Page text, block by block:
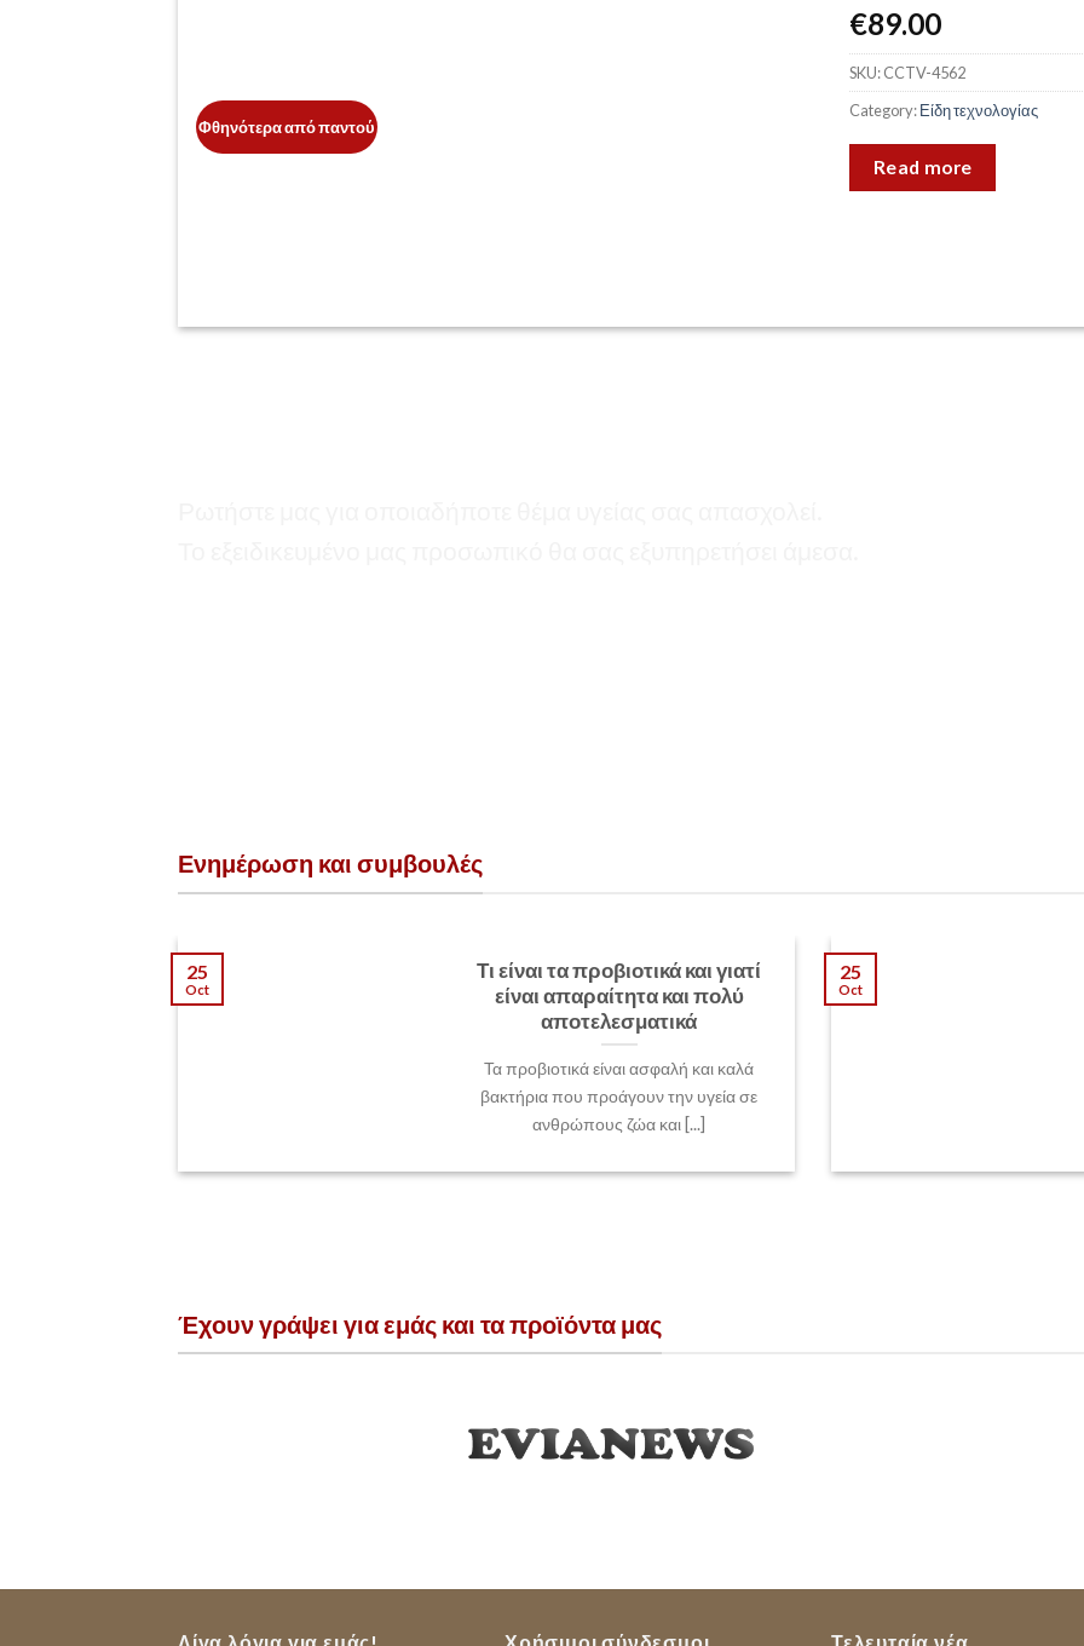
Φθηνότερα από παντού
€89.00
SKU:CCTV-4562
Category:Είδη τεχνολογίας
Read more
Ενημέρωση και συμβουλές
Τι είναι τα προβιοτικά και γιατί
είναι απαραίτητα και πολύ
αποτελεσματικά
Τα προβιοτικά είναι ασφαλή και καλά
βακτήρια που προάγουν την υγεία σε
ανθρώπους ζώα και [...]
25
Oct
25
Oct
Έχουν γράψει για εμάς και τα προϊόντα μας